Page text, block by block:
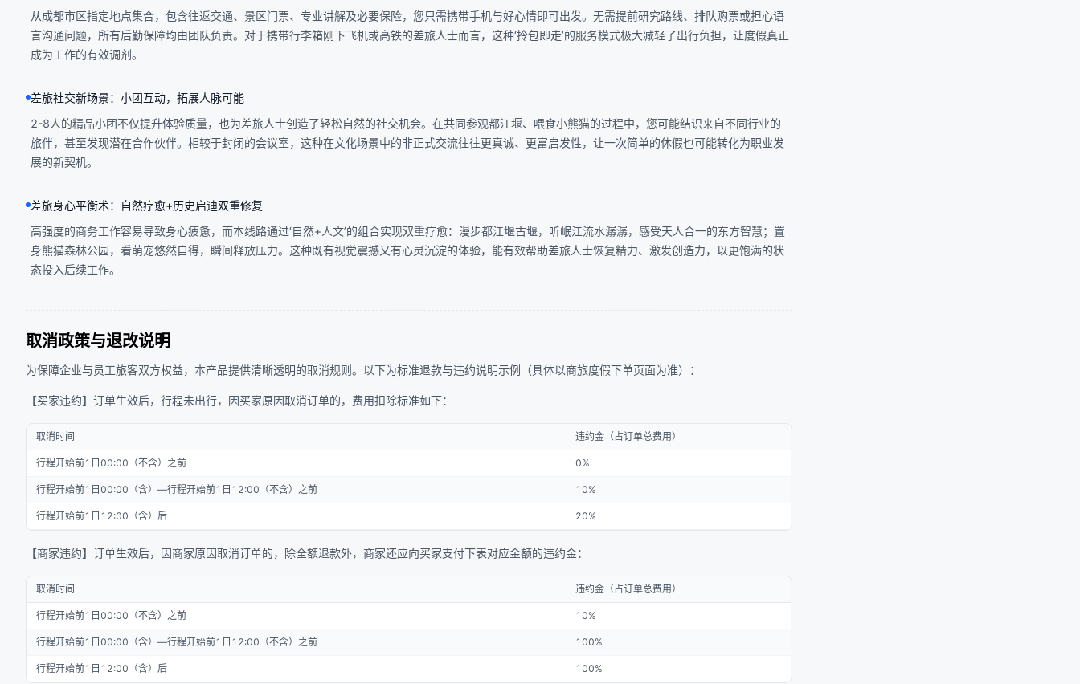
从成都市区指定地点集合，包含往返交通、景区门票、专业讲解及必要保险，您只需携带手机与好心情即可出发。无需提前研究路线、排队购票或担心语
言沟通问题，所有后勤保障均由团队负责。对于携带行李箱刚下飞机或高铁的差旅人士而言，这种‘拎包即走’的服务模式极大减轻了出行负担，让度假真正
成为工作的有效调剂。
差旅社交新场景：小团互动，拓展人脉可能
2-8人的精品小团不仅提升体验质量，也为差旅人士创造了轻松自然的社交机会。在共同参观都江堰、喂食小熊猫的过程中，您可能结识来自不同行业的
旅伴，甚至发现潜在合作伙伴。相较于封闭的会议室，这种在文化场景中的非正式交流往往更真诚、更富启发性，让一次简单的休假也可能转化为职业发
展的新契机。
差旅身心平衡术：自然疗愈+历史启迪双重修复
高强度的商务工作容易导致身心疲惫，而本线路通过‘自然+人文’的组合实现双重疗愈：漫步都江堰古堰，听岷江流水潺潺，感受天人合一的东方智慧；置
身熊猫森林公园，看萌宠悠然自得，瞬间释放压力。这种既有视觉震撼又有心灵沉淀的体验，能有效帮助差旅人士恢复精力、激发创造力，以更饱满的状
态投入后续工作。
取消政策与退改说明
为保障企业与员工旅客双方权益，本产品提供清晰透明的取消规则。以下为标准退款与违约说明示例（具体以商旅度假下单页面为准）：
【买家违约】订单生效后，行程未出行，因买家原因取消订单的，费用扣除标准如下：
取消时间 违约金（占订单总费用）
行程开始前1日00:00（不含）之前 0%
行程开始前1日00:00（含）—行程开始前1日12:00（不含）之前 10%
行程开始前1日12:00（含）后 20%
【商家违约】订单生效后，因商家原因取消订单的，除全额退款外，商家还应向买家支付下表对应金额的违约金：
取消时间 违约金（占订单总费用）
行程开始前1日00:00（不含）之前 10%
行程开始前1日00:00（含）—行程开始前1日12:00（不含）之前 100%
行程开始前1日12:00（含）后 100%